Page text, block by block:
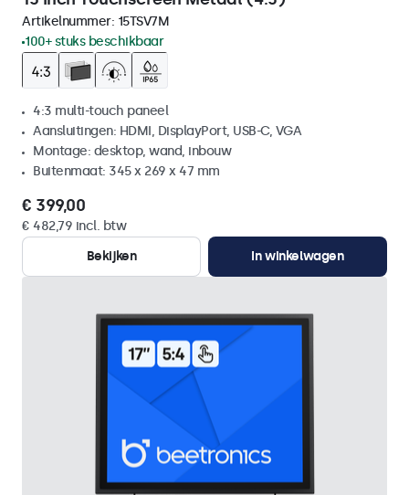
Artikelnummer: 15TSV7M
100+ stuks beschikbaar
4:3 multi-touch paneel
Aansluitingen: HDMI, DisplayPort, USB-C, VGA
Montage: desktop, wand, inbouw
Buitenmaat: 345 x 269 x 47 mm
€ 399,00
€ 482,79 incl. btw
Bekijken
In winkelwagen